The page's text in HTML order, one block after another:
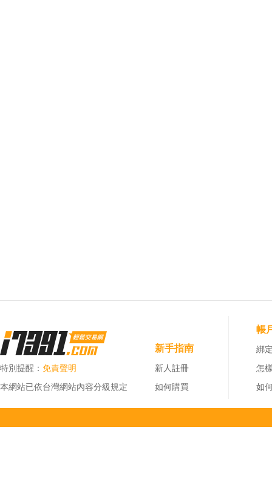
特別提醒： 免責聲明
本網站已依台灣網站內容分級規定
新手指南
新人註冊
如何購買
帳
綁
怎
如